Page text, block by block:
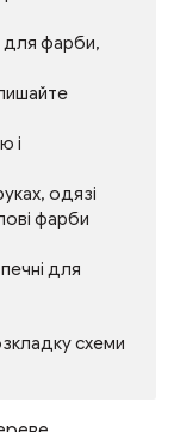
для фарби,
і
одязі
фарби
для
схеми